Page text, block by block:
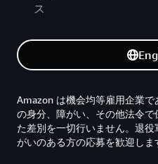
ス
Amazon は機会均等雇用企業
の身分、障がい、その他法令
た差別を一切行いません。退
がいのある方の応募を歓迎しま